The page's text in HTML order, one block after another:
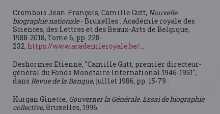
Crombois Jean-François, Camille Gutt,Nouvelle
biographie nationale- Bruxelles : Académie royale des
Sciences, des Lettres et des Beaux-Arts de Belgique,
1988-2018, Tome 6, pp. 228-
232, https://www.academieroyale.be/...
Deshormes Etienne, "Camille Gutt, premier directeur-
général du Fonds Monétaire International 1946-1951",
dansRevue de la Banque, juillet 1986, pp. 15-79 .
Kurgan Ginette, Gouverner la Générale. Essai de biographie
collective, Bruxelles, 1996.